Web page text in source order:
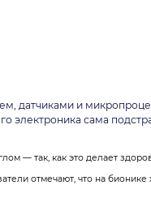
датчиками и
электроника сама
— так, как это делает
отмечают, что на бионике